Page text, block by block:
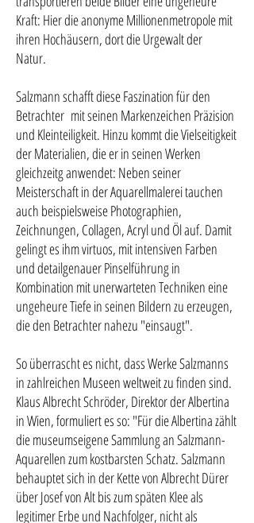
Kraft: Hier die anonyme Millionenmetropole mit
ihren Hochäusern, dort die Urgewalt der
Natur.
Salzmann schafft diese Faszination für den
Betrachter mit seinen Markenzeichen Präzision
und Kleinteiligkeit. Hinzu kommt die Vielseitigkeit
der Materialien, die er in seinen Werken
gleichzeitg anwendet: Neben seiner
Meisterschaft in der Aquarellmalerei tauchen
auch beispielsweise Photographien,
Zeichnungen, Collagen, Acryl und Öl auf. Damit
gelingt es ihm virtuos, mit intensiven Farben
und detailgenauer Pinselführung in
Kombination mit unerwarteten Techniken eine
ungeheure Tiefe in seinen Bildern zu erzeugen,
die den Betrachter nahezu "einsaugt".
So überrascht es nicht, dass Werke Salzmanns
in zahlreichen Museen weltweit zu finden sind.
Klaus Albrecht Schröder, Direktor der Albertina
in Wien, formuliert es so: "Für die Albertina zählt
die museumseigene Sammlung an Salzmann-
Aquarellen zum kostbarsten Schatz. Salzmann
behauptet sich in der Kette von Albrecht Dürer
über Josef von Alt bis zum späten Klee als
legitimer Erbe und Nachfolger, nicht als